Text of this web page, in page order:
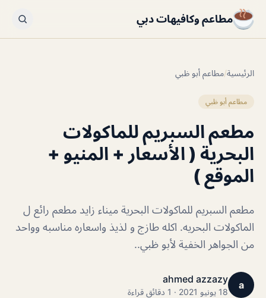
مطاعم وكافيهات دبي
الرئيسية/مطاعم أبو ظبي
مطاعم أبو ظبي
مطعم السبريم للماكولات
البحرية ( الأسعار + المنيو +
الموقع )
مطعم السبريم للماكولات البحرية ميناء زايد مطعم رائع ل
الماكولات البحريه. اكله طازج و لذيذ واسعاره مناسبه وواحد
من الجواهر الخفية لأبو ظبي..
a
ahmed azzazy
18 يونيو 2021 · 1 دقائق قراءة